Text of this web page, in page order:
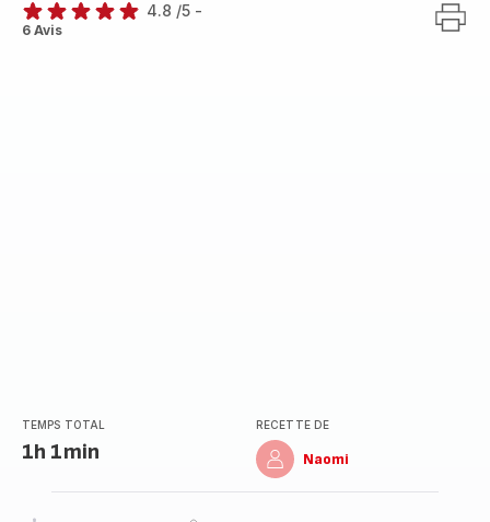
ratings.4.8
4.8 /5 -
6 Avis
TEMPS TOTAL
1h 1min
RECETTE DE
Naomi